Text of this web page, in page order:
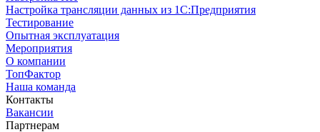
Настройка трансляции данных из 1С:Предприятия
Тестирование
Опытная эксплуатация
Мероприятия
О компании
ТопФактор
Наша команда
Контакты
Вакансии
Партнерам